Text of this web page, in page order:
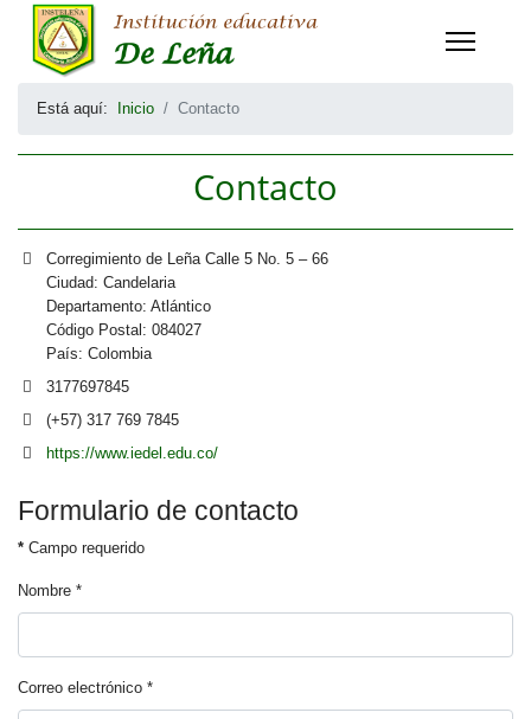
Está aquí: Inicio Contacto
Contacto
Dirección
Corregimiento de Leña Calle 5 No. 5 – 66
Ciudad: Candelaria
Departamento: Atlántico
Código Postal: 084027
País: Colombia
Teléfono
3177697845
Móvil
(+57) 317 769 7845
Sitio web
https://www.iedel.edu.co/
Formulario de contacto
* Campo requerido
Nombre *
Correo electrónico *